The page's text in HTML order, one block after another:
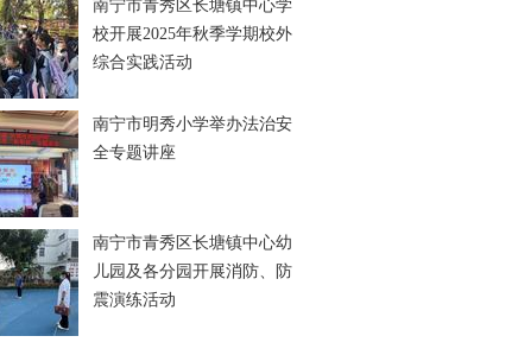
南宁市青秀区长塘镇中心学
校开展2025年秋季学期校外
综合实践活动
南宁市明秀小学举办法治安
全专题讲座
南宁市青秀区长塘镇中心幼
儿园及各分园开展消防、防
震演练活动